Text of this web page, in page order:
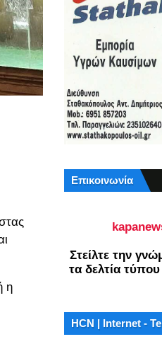
η
Επικοινωνία
Στείλτε την
τα δελτία
HCN | Internet -